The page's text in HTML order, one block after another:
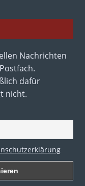
Nachrichten
dafür
nicht.